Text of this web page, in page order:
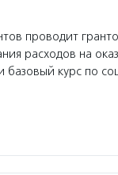
проводит
расходов на
базовый курс по